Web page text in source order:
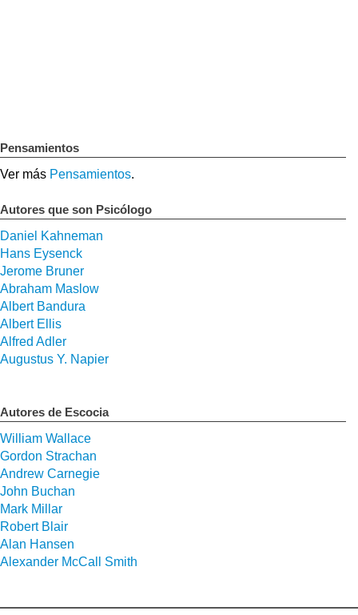
Pensamientos
Ver más Pensamientos.
Autores que son Psicólogo
Daniel Kahneman
Hans Eysenck
Jerome Bruner
Abraham Maslow
Albert Bandura
Albert Ellis
Alfred Adler
Augustus Y. Napier
Autores de Escocia
William Wallace
Gordon Strachan
Andrew Carnegie
John Buchan
Mark Millar
Robert Blair
Alan Hansen
Alexander McCall Smith